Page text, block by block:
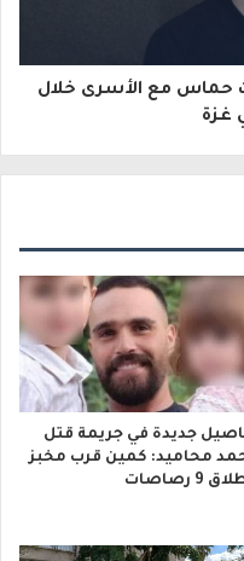
حماس مع الأسرى خلال
غزة
جديدة في جريمة قتل
محاميد: كمين قرب مخبز
9 رصاصات